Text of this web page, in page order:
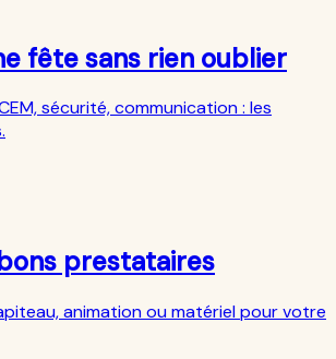
fête sans rien oublier
sécurité, communication : les
prestataires
animation ou matériel pour votre